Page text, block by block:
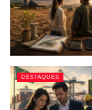
DESTAQUES